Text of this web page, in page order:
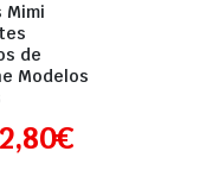
Mimi
de
Modelos
2,80€